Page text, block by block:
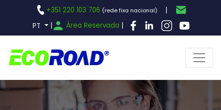
+351 220 103 706 (rede fixa nacional)
|
PT
| Área Reservada |